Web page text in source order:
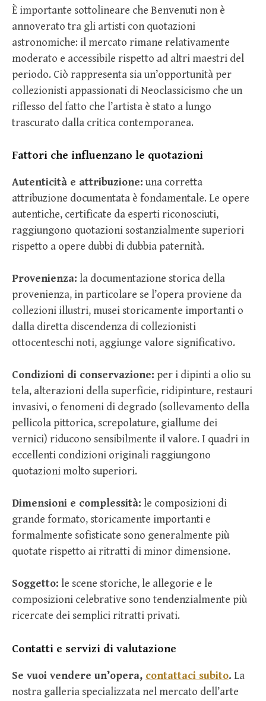
È importante sottolineare che Benvenuti non è
annoverato tra gli artisti con quotazioni
astronomiche: il mercato rimane relativamente
moderato e accessibile rispetto ad altri maestri del
periodo. Ciò rappresenta sia un’opportunità per
collezionisti appassionati di Neoclassicismo che un
riflesso del fatto che l’artista è stato a lungo
trascurato dalla critica contemporanea.
Fattori che influenzano le quotazioni
Autenticità e attribuzione: una corretta
attribuzione documentata è fondamentale. Le opere
autentiche, certificate da esperti riconosciuti,
raggiungono quotazioni sostanzialmente superiori
rispetto a opere dubbi di dubbia paternità.
Provenienza: la documentazione storica della
provenienza, in particolare se l’opera proviene da
collezioni illustri, musei storicamente importanti o
dalla diretta discendenza di collezionisti
ottocenteschi noti, aggiunge valore significativo.
Condizioni di conservazione: per i dipinti a olio su
tela, alterazioni della superficie, ridipinture, restauri
invasivi, o fenomeni di degrado (sollevamento della
pellicola pittorica, screpolature, giallume dei
vernici) riducono sensibilmente il valore. I quadri in
eccellenti condizioni originali raggiungono
quotazioni molto superiori.
Dimensioni e complessità: le composizioni di
grande formato, storicamente importanti e
formalmente sofisticate sono generalmente più
quotate rispetto ai ritratti di minor dimensione.
Soggetto: le scene storiche, le allegorie e le
composizioni celebrative sono tendenzialmente più
ricercate dei semplici ritratti privati.
Contatti e servizi di valutazione
Se vuoi vendere un’opera, contattaci subito. La
nostra galleria specializzata nel mercato dell’arte